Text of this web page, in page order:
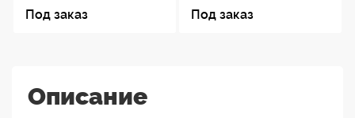
Под заказ Под заказ
Описание